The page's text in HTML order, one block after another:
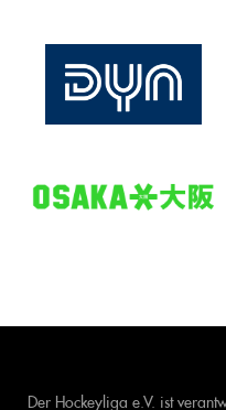
Der Hockeyliga e.V. ist